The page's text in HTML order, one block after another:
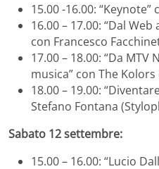
15.00 -16.00: “Keynote”
16.00 – 17.00: “Dal
con Francesco
17.00 – 18.00: “Da
musica” con The
18.00 – 19.00:
Stefano Fontana
Sabato 12 settembre:
15.00 – 16.00: “Lucio